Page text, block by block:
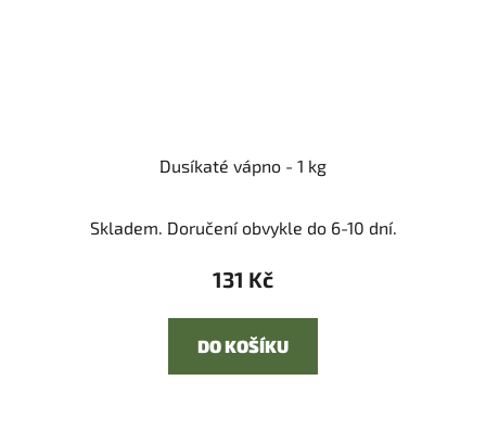
Dusíkaté vápno - 1 kg
Skladem. Doručení obvykle do 6-10 dní.
131 Kč
DO KOŠÍKU